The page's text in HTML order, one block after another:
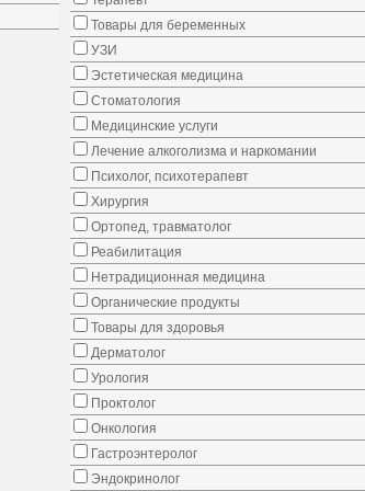
Товары для беременных
УЗИ
Эстетическая медицина
Стоматология
Медицинские услуги
Лечение алкоголизма и наркомании
Психолог, психотерапевт
Хирургия
Ортопед, травматолог
Реабилитация
Нетрадиционная медицина
Органические продукты
Товары для здоровья
Дерматолог
Урология
Проктолог
Онкология
Гастроэнтеролог
Эндокринолог